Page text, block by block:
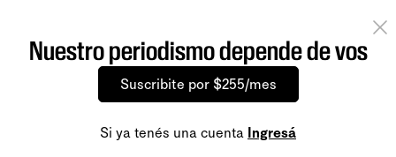
Nuestro periodismo depende de vos
Suscribite por $255/mes
Si ya tenés una cuenta Ingresá